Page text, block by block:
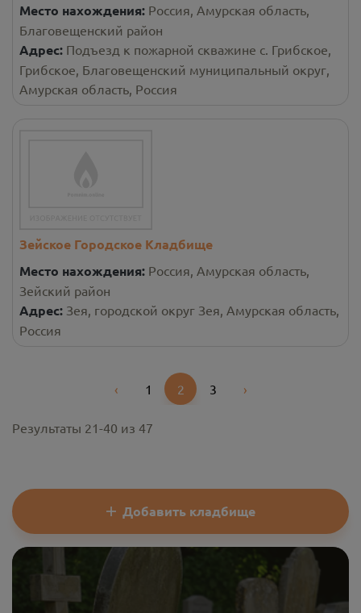
Место нахождения: Россия, Амурская область,
Благовещенский район
Адрес: Подъезд к пожарной скважине с. Грибское,
Грибское, Благовещенский муниципальный округ,
Амурская область, Россия
Зейское Городское Кладбище
Место нахождения: Россия, Амурская область,
Зейский район
Адрес: Зея, городской округ Зея, Амурская область,
Россия
‹Previous
1 2 3 ›Next
Результаты 21-40 из 47
Добавить кладбище